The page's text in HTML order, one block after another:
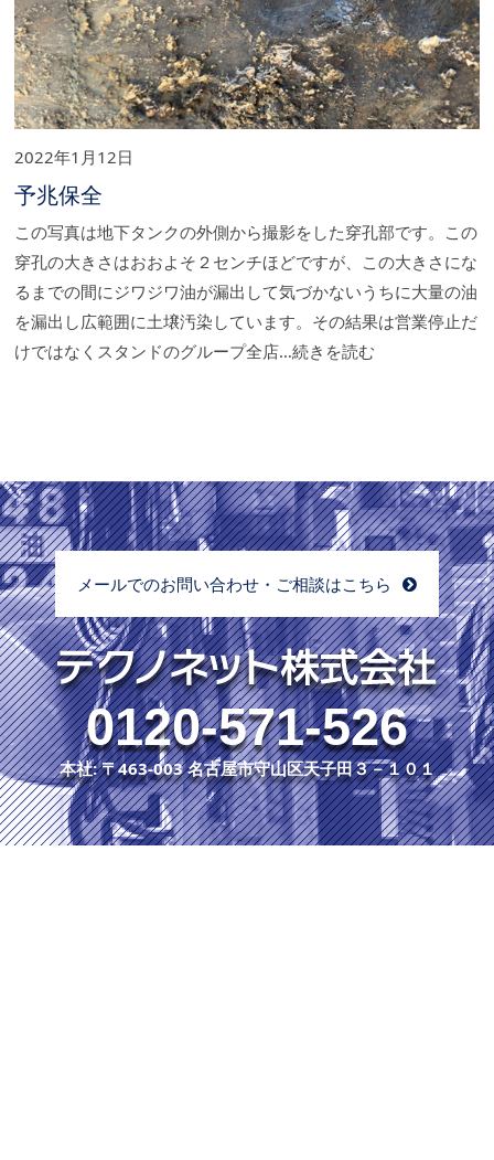
2022年1月12日
予兆保全
この写真は地下タンクの外側から撮影をした穿孔部です。この
穿孔の大きさはおおよそ２センチほどですが、この大きさにな
るまでの間にジワジワ油が漏出して気づかないうちに大量の油
を漏出し広範囲に土壌汚染しています。その結果は営業停止だ
けではなくスタンドのグループ全店…続きを読む
メールでのお問い合わせ・ご相談はこちら
0120-571-526
本社: 〒463-003 名古屋市守山区天子田３－１０１